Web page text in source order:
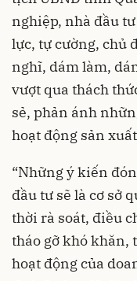
nghiệp, nhà đầu
lực, tự cường, chủ
nghĩ, dám làm,
vượt qua thách
sẻ, phản ánh
hoạt động sản
“Những ý kiến
đầu tư sẽ là cơ sở
thời rà soát, điều
tháo gỡ khó khăn,
hoạt động của